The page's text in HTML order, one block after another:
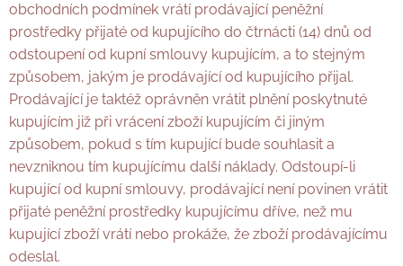
obchodních podmínek vrátí prodávající peněžní
prostředky přijaté od kupujícího do čtrnácti (14) dnů od
odstoupení od kupní smlouvy kupujícím, a to stejným
způsobem, jakým je prodávající od kupujícího přijal.
Prodávající je taktéž oprávněn vrátit plnění poskytnuté
kupujícím již při vrácení zboží kupujícím či jiným
způsobem, pokud s tím kupující bude souhlasit a
nevzniknou tím kupujícímu další náklady. Odstoupí-li
kupující od kupní smlouvy, prodávající není povinen vrátit
přijaté peněžní prostředky kupujícímu dříve, než mu
kupující zboží vrátí nebo prokáže, že zboží prodávajícímu
odeslal.